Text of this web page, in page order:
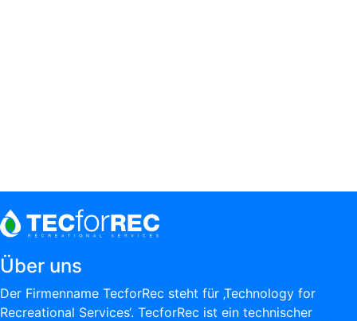
Über uns
Der Firmenname TecforRec steht für ‚Technology for
Recreational Services‘. TecforRec ist ein technischer